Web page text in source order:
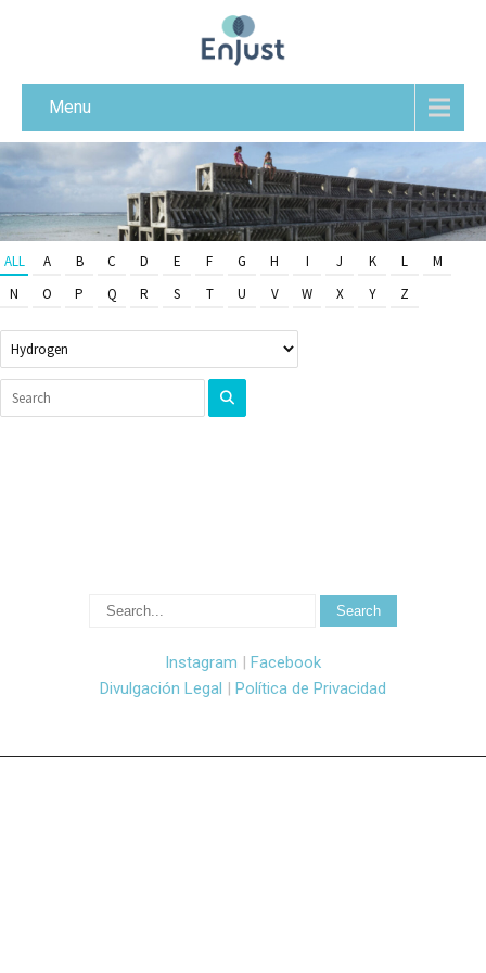
Menu
ALL A B C D E F G H I J K L
M
N
O P Q R S T U V W X Y Z
Instagram | Facebook
Divulgación Legal | Política de Privacidad